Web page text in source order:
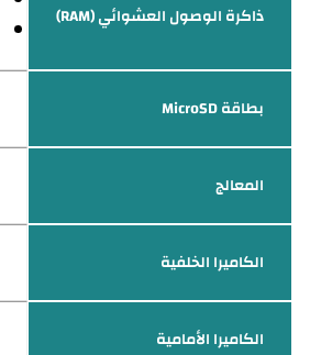
ذاكرة الوصول العشوائي (RAM)
بطاقة MicroSD
المعالج
الكاميرا الخلفية
الكاميرا الأمامية